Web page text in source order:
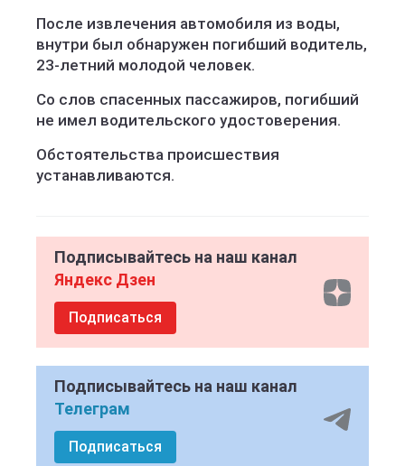
После извлечения автомобиля из воды,
внутри был обнаружен погибший водитель,
23-летний молодой человек.
Со слов спасенных пассажиров, погибший
не имел водительского удостоверения.
Обстоятельства происшествия
устанавливаются.
Подписывайтесь на наш канал
Яндекс Дзен
Подписаться
Подписывайтесь на наш канал
Телеграм
Подписаться